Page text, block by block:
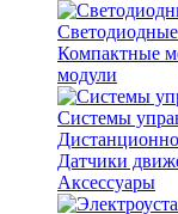
Компактные
модули
Системы
Датчики
Аксессуары